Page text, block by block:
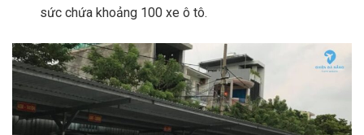
sức chứa khoảng 100 xe ô tô.